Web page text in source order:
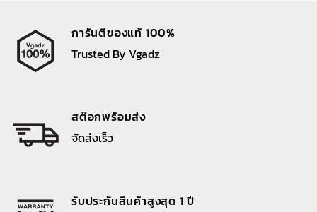
การันตีของแท้ 100%
Trusted By Vgadz
สต๊อกพร้อมส่ง
จัดส่งเร็ว
รับประกันสินค้าสูงสุด 1 ปี